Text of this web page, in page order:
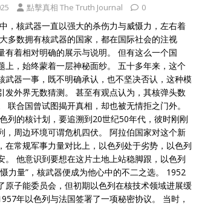
點擊真相 The Truth Journal 0
，核武器一直以强大的杀伤力与威慑力，左右着
多数拥有核武器的国家，都在国际社会的注视
有着相对明确的展示与说明。 但有这么一个国
上，始终蒙着一层神秘面纱。 五十多年来，这个
武器一事，既不明确承认，也不坚决否认，这种模
发外界无数猜测。 甚至有观点认为，其核弹头数
联合国曾试图揭开真相，却也被无情拒之门外。
列的核计划，要追溯到20世纪50年代，彼时刚刚
，周边环境可谓危机四伏。 阿拉伯国家对这个新
在常规军事力量对比上，以色列处于劣势，以色列
。 他意识到要想在这片土地上站稳脚跟，以色列
力量”，核武器便成为他心中的不二之选。 1952
原子能委员会，但初期以色列在核技术领域进展缓
年以色列与法国签署了一项秘密协议。 当时，